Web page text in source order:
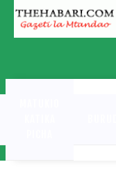
Skip
content